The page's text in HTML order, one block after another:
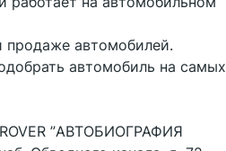
продаже автомобилей.
автомобиль на самых
”АВТОБИОГРАФИЯ